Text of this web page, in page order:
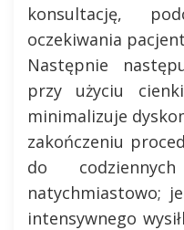
konsultację,
oczekiwania
Następnie
przy użyciu
minimalizuje
zakończeniu
do
natychmiastowo;
intensywnego